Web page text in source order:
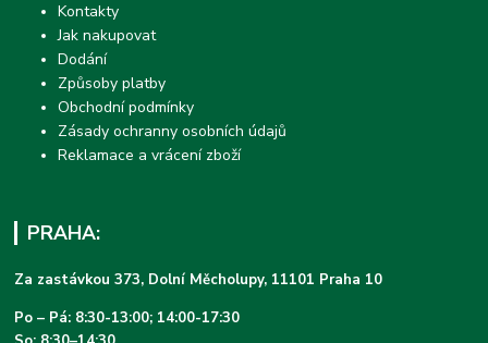
Kontakty
Jak nakupovat
Dodání
Způsoby platby
Obchodní podmínky
Zásady ochranny osobních údajů
Reklamace a vrácení zboží
PRAHA:
Za zastávkou 373, Dolní Měcholupy, 11101 Praha 10
Po – Pá: 8:30-13:00; 14:00-17:30